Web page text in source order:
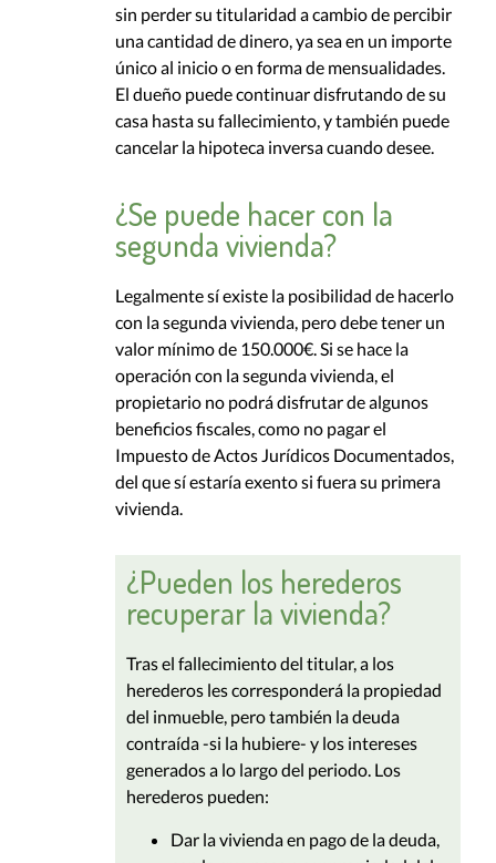
sin perder su titularidad a cambio de percibir
una cantidad de dinero, ya sea en un importe
único al inicio o en forma de mensualidades.
El dueño puede continuar disfrutando de su
casa hasta su fallecimiento, y también puede
cancelar la hipoteca inversa cuando desee.
¿Se puede hacer con la
segunda vivienda?
Legalmente sí existe la posibilidad de hacerlo
con la segunda vivienda, pero debe tener un
valor mínimo de 150.000€. Si se hace la
operación con la segunda vivienda, el
propietario no podrá disfrutar de algunos
beneficios fiscales, como no pagar el
Impuesto de Actos Jurídicos Documentados,
del que sí estaría exento si fuera su primera
vivienda.
¿Pueden los herederos
recuperar la vivienda?
Tras el fallecimiento del titular, a los
herederos les corresponderá la propiedad
del inmueble, pero también la deuda
contraída -si la hubiere- y los intereses
generados a lo largo del periodo. Los
herederos pueden:
Dar la vivienda en pago de la deuda,